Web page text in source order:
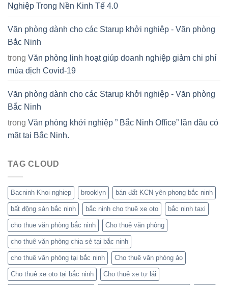
Nghiệp Trong Nền Kinh Tế 4.0
Văn phòng dành cho các Starup khởi nghiệp - Văn phòng
Bắc Ninh
trong Văn phòng linh hoạt giúp doanh nghiệp giảm chi phí
mùa dịch Covid-19
Văn phòng dành cho các Starup khởi nghiệp - Văn phòng
Bắc Ninh
trong Văn phòng khởi nghiệp ” Bắc Ninh Office” lần đầu có
mặt tại Bắc Ninh.
TAG CLOUD
Bacninh Khoi nghiep brooklyn bán đất KCN yên phong bắc ninh
bất động sản bắc ninh bắc ninh cho thuê xe oto bắc ninh taxi
cho thue văn phòng bắc ninh Cho thuê văn phòng
cho thuê văn phòng chia sẻ tại bắc ninh
cho thuê văn phòng tại bắc ninh Cho thuê văn phòng ảo
Cho thuê xe oto tại bắc ninh Cho thuê xe tự lái